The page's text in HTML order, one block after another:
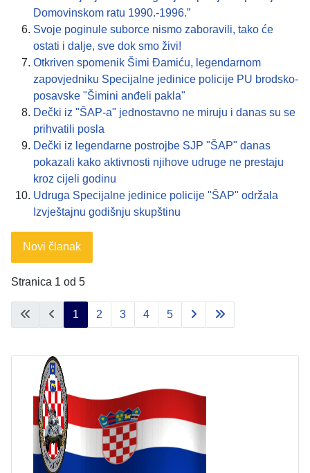
Domovinskom ratu 1990.-1996.”
Svoje poginule suborce nismo zaboravili, tako će
ostati i dalje, sve dok smo živi!
Otkriven spomenik Šimi Đamiću, legendarnom
zapovjedniku Specijalne jedinice policije PU brodsko-
posavske "Šimini anđeli pakla"
Dečki iz "ŠAP-a" jednostavno ne miruju i danas su se
prihvatili posla
Dečki iz legendarne postrojbe SJP "ŠAP" danas
pokazali kako aktivnosti njihove udruge ne prestaju
kroz cijeli godinu
Udruga Specijalne jedinice policije "ŠAP" održala
Izvještajnu godišnju skupštinu
Novi članak
Stranica 1 od 5
1 2 3 4 5